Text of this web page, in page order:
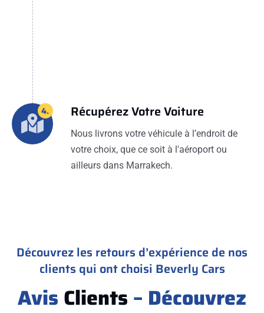
4. Récupérez Votre Voiture
Nous livrons votre véhicule à l’endroit de
votre choix, que ce soit à l'aéroport ou
ailleurs dans Marrakech.
Découvrez les retours d’expérience de nos
clients qui ont choisi Beverly Cars
Avis Clients – Découvrez